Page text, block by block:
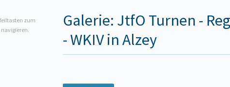
zum
Galerie: JtfO Turnen -
- WKIV in Alzey